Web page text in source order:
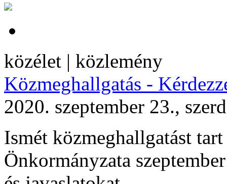
közélet | közlemény
Közmeghallgatás -
2020. szeptember 23.,
Ismét közmeghallgatást
Önkormányzata